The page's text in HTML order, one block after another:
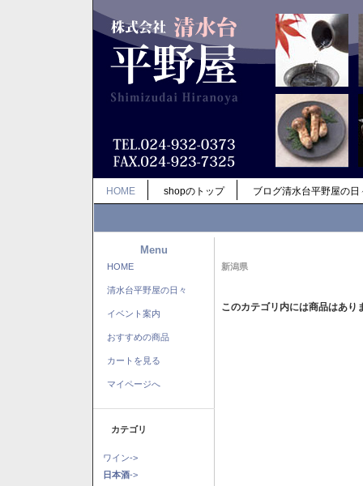
HOME shopのトップ ブログ清水台平野屋の日
Menu
HOME
清水台平野屋の日々
イベント案内
おすすめの商品
カートを見る
マイページへ
カテゴリ
ワイン->
日本酒->
新潟県
このカテゴリ内には商品はあり